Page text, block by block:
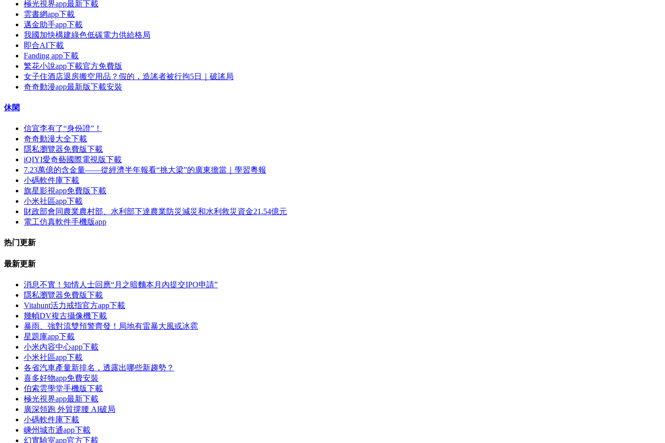
極光視界app最新下載
雲書網app下載
邁金助手app下載
我國加快構建綠色低碳電力供給格局
即合AI下載
Fanding app下載
繁花小說app下載官方免費版
女子住酒店退房搬空用品？假的，造謠者被行拘5日｜破謠局
奇奇動漫app最新版下載安裝
休閑
信宜李有了“身份證”！
奇奇動漫大全下載
隱私瀏覽器免費版下載
iQIYI愛奇藝國際電視版下載
7.23萬億的含金量——從經濟半年報看“挑大梁”的廣東擔當｜學習粵報
小碼軟件庫下載
旗星影視app免費版下載
小米社區app下載
財政部會同農業農村部、水利部下達農業防災減災和水利救災資金21.54億元
電工仿真軟件手機版app
热门更新
最新更新
消息不實！知情人士回應“月之暗麵本月內提交IPO申請”
隱私瀏覽器免費版下載
Vitahunt活力戒指官方app下載
幾幀DV複古攝像機下載
暴雨、強對流雙預警齊發！局地有雷暴大風或冰雹
星題庫app下載
小米內容中心app下載
小米社區app下載
各省汽車產量新排名，透露出哪些新趨勢？
喜多好物app免費安裝
伯索雲學堂手機版下載
極光視界app最新下載
廣深領跑 外貿撐腰 AI破局
小碼軟件庫下載
嵊州城市通app下載
幻實驗室app官方下載